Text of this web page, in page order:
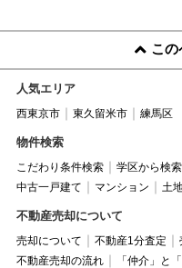
この
人気エリア
西東京市 東久留米市 練馬区
物件検索
こだわり条件検索 学区から検索
中古一戸建て
マンション 土
不動産売却について
売却について 不動産1分査定
不動産売却の流れ
「仲介」と